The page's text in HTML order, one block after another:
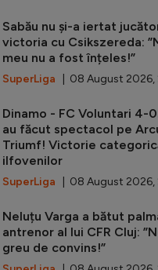
Sabău nu și-a iertat
victoria cu Csikszereda:
meu nu a fost înțeles!”
SuperLiga | 08 August 2026,
Dinamo - FC Voluntari 4-
au făcut spectacol pe
Triumf! Victorie
ilfovenilor
SuperLiga | 08 August 2026,
Neluțu Varga a bătut
antrenor al lui CFR Cluj:
greu de convins!”